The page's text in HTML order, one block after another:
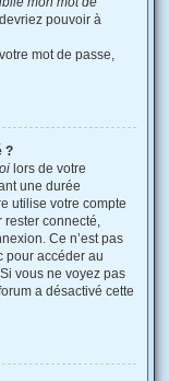
pouvoir à
mot de passe,
?
lors de votre
une durée
utilise votre compte
rester connecté,
Ce n’est pas
pour accéder au
vous ne voyez pas
a désactivé cette